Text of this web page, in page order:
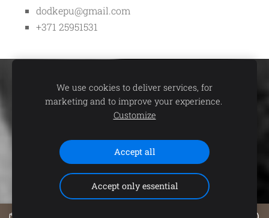
dodkepu@gmail.com
+371 25951531
Sīkdatnes
Vasaras/ Bez sniega sezona
We use cookies to deliver services, for
marketing and to improve your experience.
Customize
Accept all
Accept only essential